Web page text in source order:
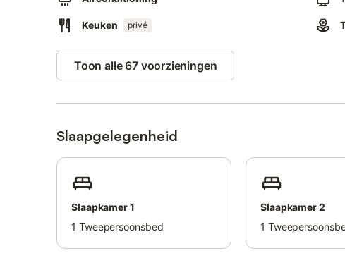
Huisdieren en roken zijn niet toegestaan.
Strand-/zwembadenhanddoeken worden verstrekt.
Handdoeken en beddengoed zijn beschikbaar (tegen een
Keuken privé
Toon alle 67 voorzieningen
Slaapgelegenheid
Slaapkamer 1
1 Tweepersoonsbed
Slaapkamer 2
1